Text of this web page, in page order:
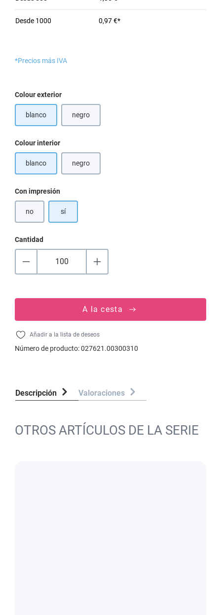
Desde 1000 0,97 €*
*Precios más IVA
Seleccione
Colour exterior
blanco negro(Esta opción no está disponible en este momento.)
Seleccione
Colour interior
blanco negro(Esta opción no está disponible en este momento.)
Seleccione
Con impresión
no sí
Cantidad
A la cesta
Añadir a la lista de deseos
Número de producto:027621.00300310
Descripción Valoraciones
OTROS ARTÍCULOS DE LA SERIE